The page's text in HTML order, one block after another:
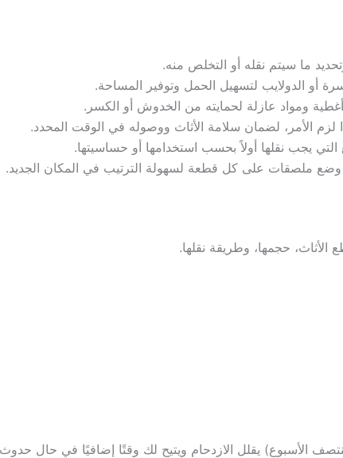
ما سيتم نقله أو التخلص منه.
أو الدولايب لتسهيل الحمل وتوفير المساحة.
ومواد عازلة لحمايته من الخدوش أو الكسر.
لزم الأمر، لضمان سلامة الأثاث ووصوله في الوقت المحدد.
التي يجب نقلها أولاً بحسب استخدامها أو حساسيتها.
وضع ملصقات على كل قطعة لسهولة الترتيب في المكان الجديد.
حجمها، وطريقة نقلها.
الأسبوع) يقلل الازدحام ويتيح لك وقتًا إضافيًا في حال